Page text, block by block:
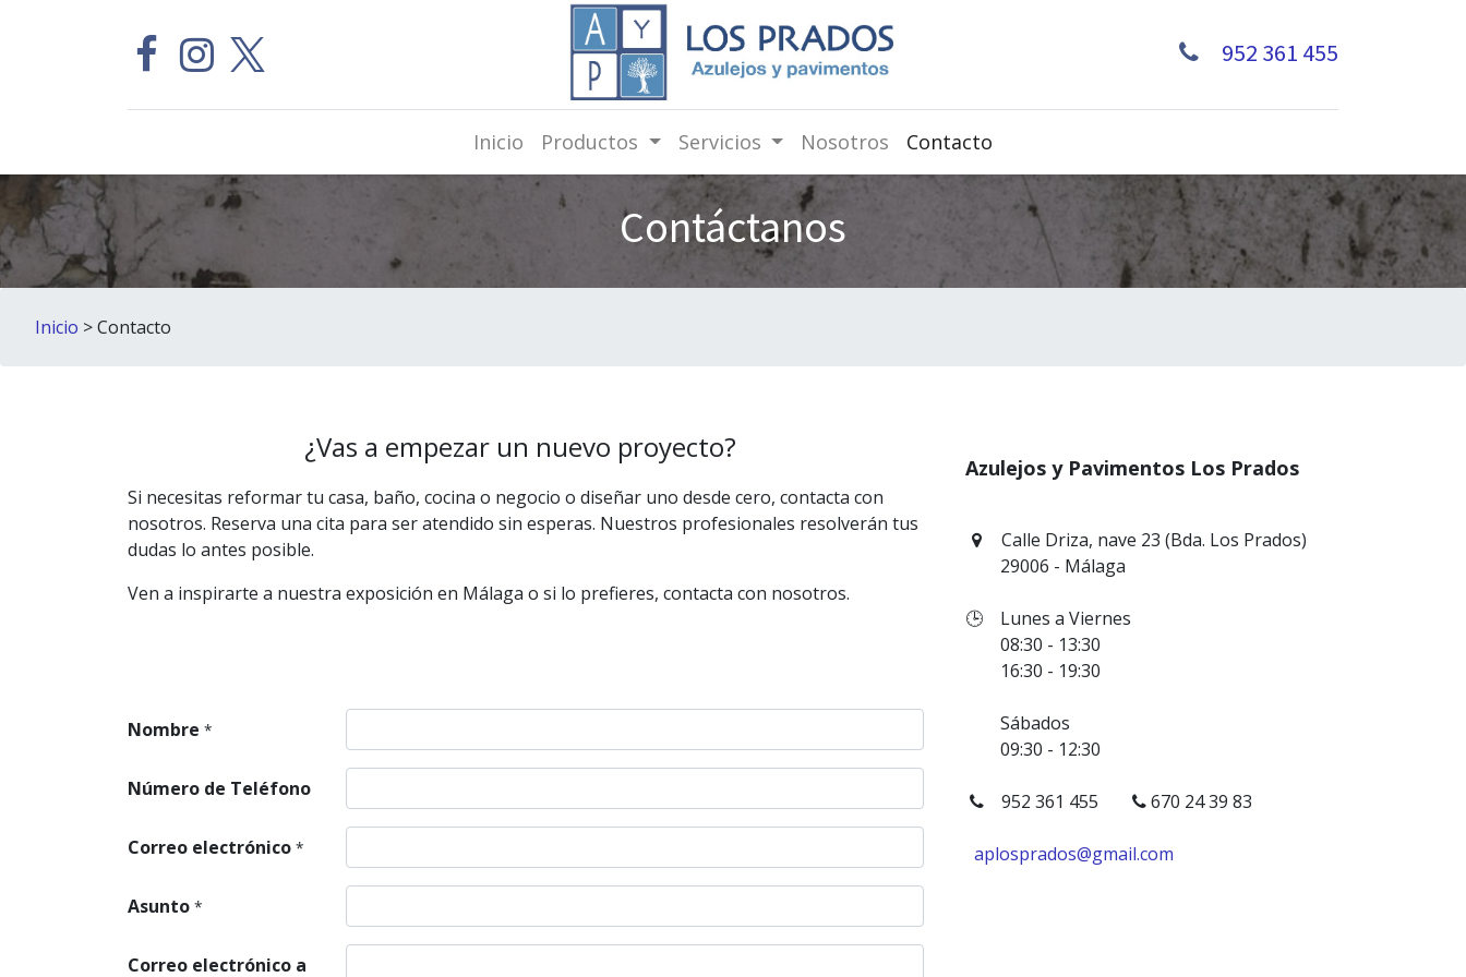
952 361 455
Inicio Productos Servicios Nosotros Contacto
Contáctanos
Inicio > Contacto
¿Vas a empezar un nuevo proyecto?
Si necesitas reformar tu casa, baño, cocina o negocio o diseñar uno desde cero, contacta con
nosotros. Reserva una cita para ser atendido sin esperas. Nuestros profesionales resolverán tus
dudas lo antes posible.
Ven a inspirarte a nuestra exposición en Málaga o si lo prefieres, contacta con nosotros.
Nombre *
Número de Teléfono
Correo electrónico *
Asunto *
Correo electrónico a
Azulejos y Pavimentos Los Prados
Calle Driza, nave 23 (Bda. Los Prados)
29006 - Málaga
🕒 Lunes a Viernes
08:30 - 13:30
16:30 - 19:30
Sábados
09:30 - 12:30
952 361 455 670 24 39 83
aplosprados@gmail.com